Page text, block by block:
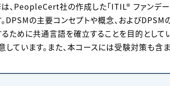
、PeopleCert社の作成した「ITIL® ファンデ
の主要コンセプトや概念、およびDPSM
ために共通言語を確立することを目的として
ています。また、本コースには受験対策も含ま